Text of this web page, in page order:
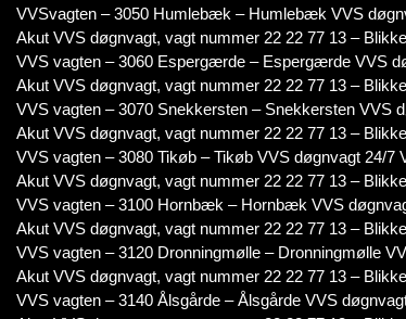
VVSvagten – 3050 Humlebæk – Humlebæk VVS
Akut VVS døgnvagt, vagt nummer 22 22 77 13 –
VVS vagten – 3060 Espergærde – Espergærde VVS
Akut VVS døgnvagt, vagt nummer 22 22 77 13 –
VVS vagten – 3070 Snekkersten – Snekkersten VVS
Akut VVS døgnvagt, vagt nummer 22 22 77 13 –
VVS vagten – 3080 Tikøb – Tikøb VVS døgnvagt 24/7
Akut VVS døgnvagt, vagt nummer 22 22 77 13 –
VVS vagten – 3100 Hornbæk – Hornbæk VVS
Akut VVS døgnvagt, vagt nummer 22 22 77 13 –
VVS vagten – 3120 Dronningmølle – Dronningmølle
Akut VVS døgnvagt, vagt nummer 22 22 77 13 –
VVS vagten – 3140 Ålsgårde – Ålsgårde VVS